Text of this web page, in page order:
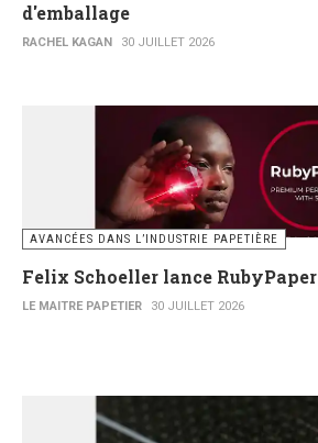
d'emballage
RACHEL KAGAN 30 JUILLET 2026
AVANCÉES DANS L’INDUSTRIE PAPETIÈRE
Felix Schoeller lance RubyPaper
LE MAITRE PAPETIER 30 JUILLET 2026